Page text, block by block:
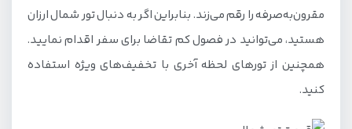
مقرون‌به‌صرفه را رقم می‌زند. بنابراین اگر به دنبال تور شمال ارزان
هستید، می‌توانید در فصول کم تقاضا برای سفر اقدام نمایید.
همچنین از تورهای لحظه آخری با تخفیف‌های ویژه استفاده
کنید.